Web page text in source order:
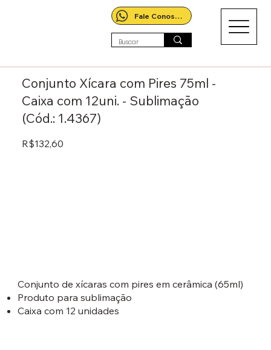
Fale Conosco!
Conjunto Xícara com Pires 75ml -
Caixa com 12uni. - Sublimação
(Cód.: 1.4367)
R$132,60
Conjunto de xícaras com pires em cerâmica (65ml)
Produto para sublimação
Caixa com 12 unidades